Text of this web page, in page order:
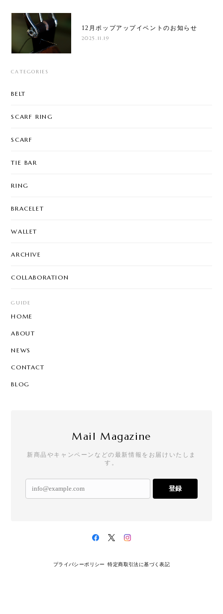
12月ポップアップイベントのお知らせ
2025.11.19
CATEGORIES
BELT
SCARF RING
SCARF
TIE BAR
RING
BRACELET
WALLET
ARCHIVE
COLLABORATION
GUIDE
HOME
ABOUT
NEWS
CONTACT
BLOG
Mail Magazine
新商品やキャンペーンなどの最新情報をお届けいたしま
す。
登録
プライバシーポリシー 特定商取引法に基づく表記